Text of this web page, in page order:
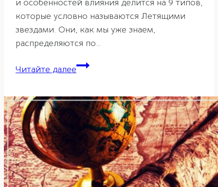
и особенностей влияния делится на 9 типов,
которые условно называются Летящими
звездами. Они, как мы уже знаем,
распределяются по…
Читайте далееБольшой
Тайчи
—
корректируем
энергии
в
доме